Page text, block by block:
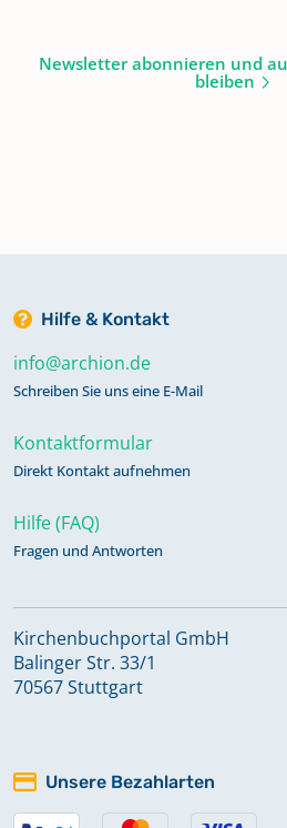
Newsletter abonnieren und
bleiben
Hilfe & Kontakt
info@archion.de
Schreiben Sie uns eine E-Mail
Kontaktformular
Direkt Kontakt aufnehmen
Hilfe (FAQ)
Fragen und Antworten
Kirchenbuchportal GmbH
Balinger Str. 33/1
70567 Stuttgart
Unsere Bezahlarten